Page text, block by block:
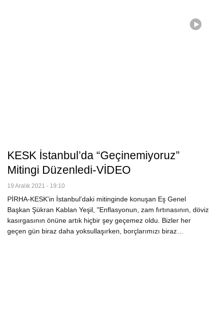
KESK İstanbul’da “Geçinemiyoruz”
Mitingi Düzenledi-VİDEO
19 Aralık 2021 - 19:10
PİRHA-KESK'in İstanbul'daki mitinginde konuşan Eş Genel
Başkan Şükran Kablan Yeşil, "Enflasyonun, zam fırtınasının, döviz
kasırgasının önüne artık hiçbir şey geçemez oldu. Bizler her
geçen gün biraz daha yoksullaşırken, borçlarımızı biraz…